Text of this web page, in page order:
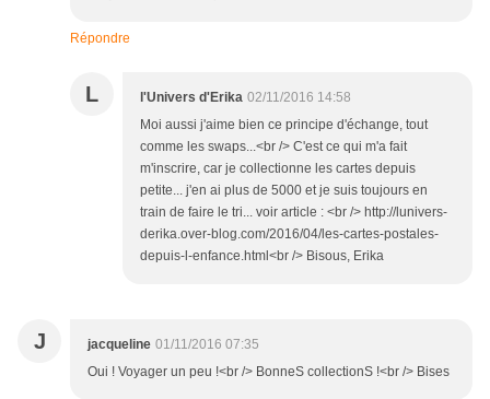
Répondre
L l'Univers d'Erika 02/11/2016 14:58
Moi aussi j'aime bien ce principe d'échange, tout
comme les swaps...<br /> C'est ce qui m'a fait
m'inscrire, car je collectionne les cartes depuis
petite... j'en ai plus de 5000 et je suis toujours en
train de faire le tri... voir article : <br /> http://lunivers-
derika.over-blog.com/2016/04/les-cartes-postales-
depuis-l-enfance.html<br /> Bisous, Erika
J jacqueline 01/11/2016 07:35
Oui ! Voyager un peu !<br /> BonneS collectionS !<br /> Bises